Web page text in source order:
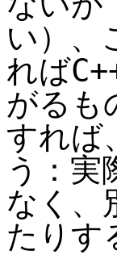
い）、
れば
がるも
すれば
う：実
なく、
たり